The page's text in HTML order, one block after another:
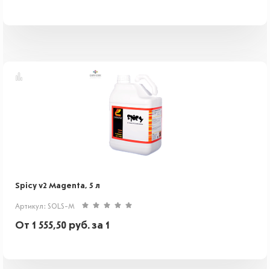
Spicy v2 Magenta, 5 л
Артикул: SOLS-M
От 1 555,50 руб.за 1